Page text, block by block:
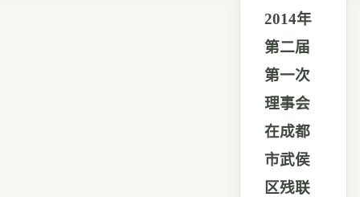
2014年
第二届
第一次
理事会
在成都
市武侯
区残联